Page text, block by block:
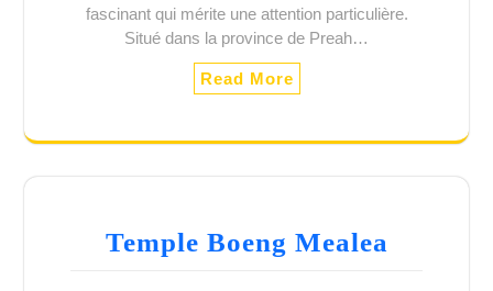
fascinant qui mérite une attention particulière.
Situé dans la province de Preah…
Read More
Temple Boeng Mealea